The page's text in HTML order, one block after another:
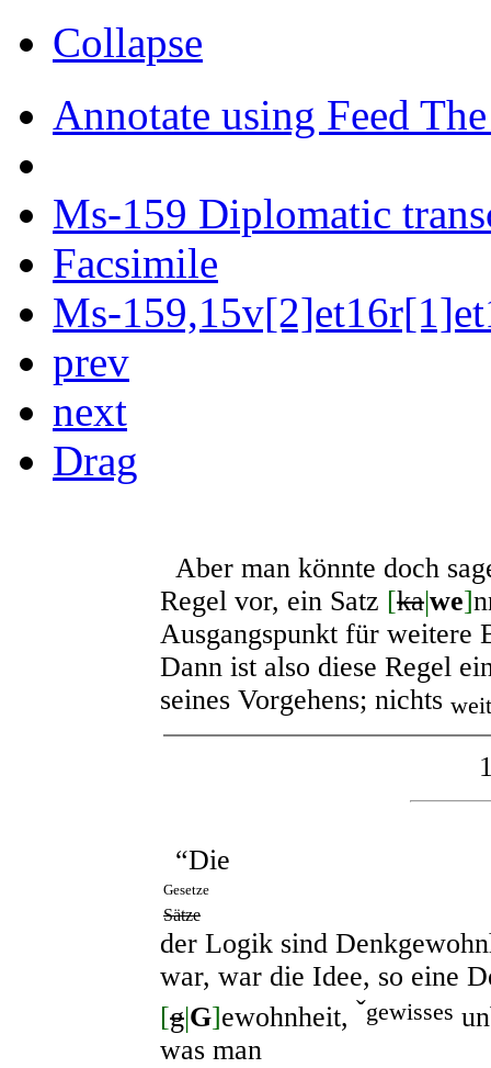
Collapse
Annotate using Feed
Ms-159 Diplomatic
Facsimile
Ms-
prev
next
Drag
Aber man könnte doch
Regel vor, ein Satz [ka|we]
Ausgangspunkt für weitere
Dann ist also diese Regel
seines Vorgehens; nichts
“Die
Gesetze
Sätze
der Logik sind
war, war die Idee, so eine
[g|G]ewohnheit, ˇgewisses
was man